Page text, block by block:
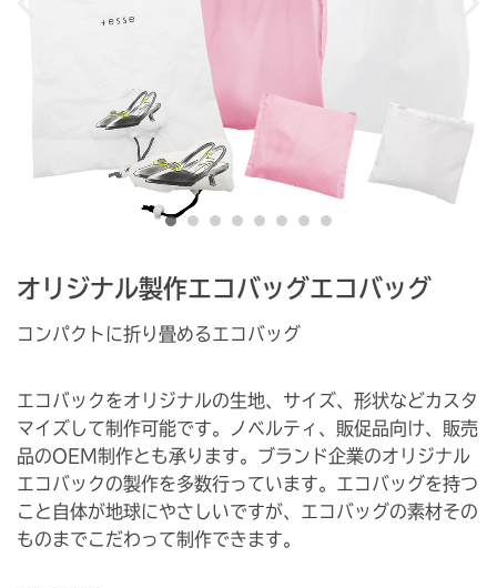
オリジナル製作エコバッグエコバッグ
コンパクトに折り畳めるエコバッグ
エコバックをオリジナルの生地、サイズ、形状などカスタ
マイズして制作可能です。ノベルティ、販促品向け、販売
品のOEM制作とも承ります。ブランド企業のオリジナル
エコバックの製作を多数行っています。エコバッグを持つ
こと自体が地球にやさしいですが、エコバッグの素材その
ものまでこだわって制作できます。